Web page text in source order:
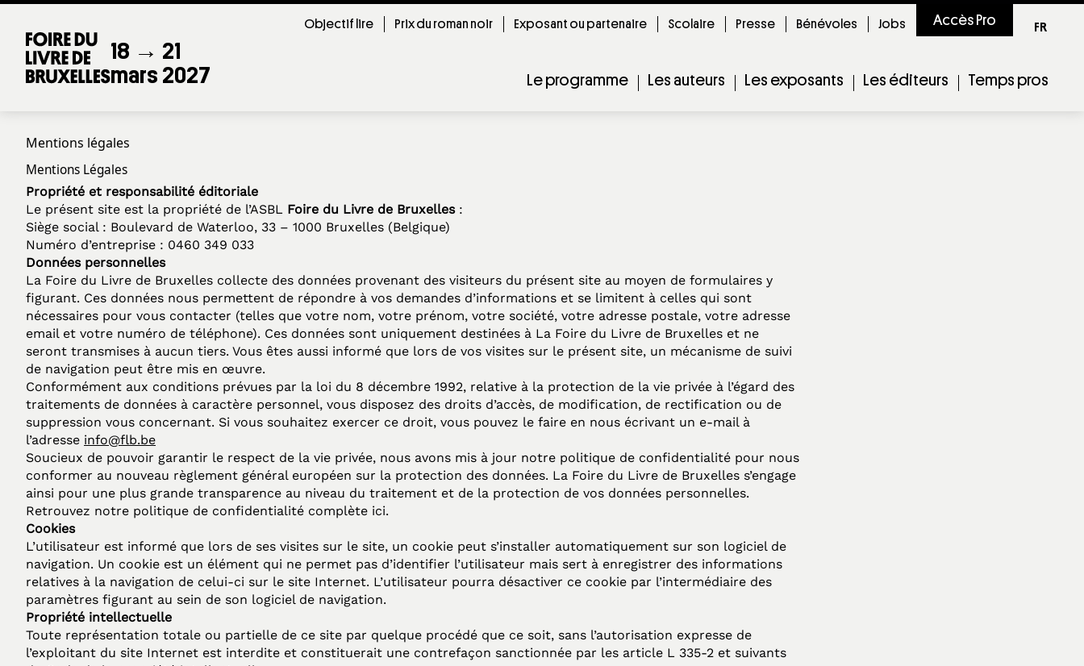
18 → 21
mars 2027
Objectif lire Prix du roman noir Exposant ou partenaire Scolaire Presse Bénévoles Jobs Accès Pro
FR
Le programme Les auteurs Les exposants Les éditeurs Temps pros
Mentions légales
Mentions Légales
Propriété et responsabilité éditoriale
Le présent site est la propriété de l’ASBL Foire du Livre de Bruxelles:
Siège social : Boulevard de Waterloo, 33 – 1000 Bruxelles (Belgique)
Numéro d’entreprise : 0460 349 033
Données personnelles
La Foire du Livre de Bruxelles collecte des données provenant des visiteurs du présent site au moyen de formulaires y
figurant. Ces données nous permettent de répondre à vos demandes d’informations et se limitent à celles qui sont
nécessaires pour vous contacter (telles que votre nom, votre prénom, votre société, votre adresse postale, votre adresse
email et votre numéro de téléphone). Ces données sont uniquement destinées à La Foire du Livre de Bruxelles et ne
seront transmises à aucun tiers. Vous êtes aussi informé que lors de vos visites sur le présent site, un mécanisme de suivi
de navigation peut être mis en œuvre.
Conformément aux conditions prévues par la loi du 8 décembre 1992, relative à la protection de la vie privée à l’égard des
traitements de données à caractère personnel, vous disposez des droits d’accès, de modification, de rectification ou de
suppression vous concernant. Si vous souhaitez exercer ce droit, vous pouvez le faire en nous écrivant un e-mail à
l’adresse info@flb.be
Soucieux de pouvoir garantir le respect de la vie privée, nous avons mis à jour notre politique de confidentialité pour nous
conformer au nouveau règlement général européen sur la protection des données. La Foire du Livre de Bruxelles s’engage
ainsi pour une plus grande transparence au niveau du traitement et de la protection de vos données personnelles.
Retrouvez notre politique de confidentialité complète ici.
Cookies
L’utilisateur est informé que lors de ses visites sur le site, un cookie peut s’installer automatiquement sur son logiciel de
navigation. Un cookie est un élément qui ne permet pas d’identifier l’utilisateur mais sert à enregistrer des informations
relatives à la navigation de celui-ci sur le site Internet. L’utilisateur pourra désactiver ce cookie par l’intermédiaire des
paramètres figurant au sein de son logiciel de navigation.
Propriété intellectuelle
Toute représentation totale ou partielle de ce site par quelque procédé que ce soit, sans l’autorisation expresse de
l’exploitant du site Internet est interdite et constituerait une contrefaçon sanctionnée par les article L 335-2 et suivants